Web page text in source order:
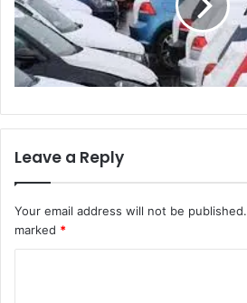
Leave a Reply
Your email address will not be published.
marked *